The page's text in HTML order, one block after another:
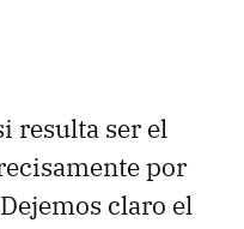
resulta ser el
por
claro el